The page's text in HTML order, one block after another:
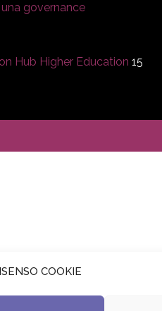
COOKIE
governance
Hub Higher Education 15